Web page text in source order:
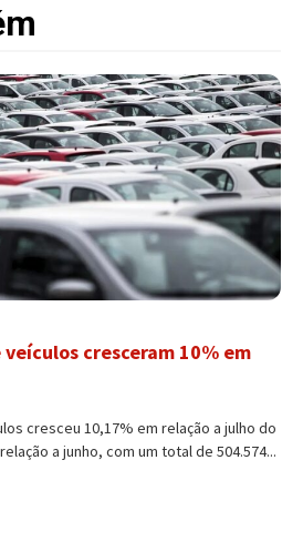
cresceram 10% em
cresceu 10,17% em relação a julho do
a junho, com um total de 504.574...